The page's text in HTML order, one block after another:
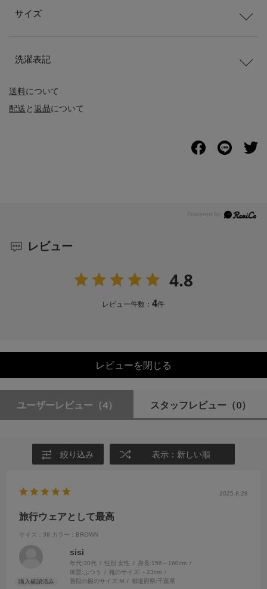
送料について
配送と返品について
サイズ
洗濯表記
レビュー
4.8
レビュー件数：4件
レビューを閉じる
ユーザーレビュー （4） スタッフレビュー （0）
絞り込み 表示：新しい順
2025.8.28
旅行ウェアとして最高
サイズ：38 カラー：BROWN
sisi
年代:30代 性別:女性 身長:156～160cm
体型: ふつう 靴のサイズ: ～23cm
普段の服のサイズ:M 都道府県:千葉県